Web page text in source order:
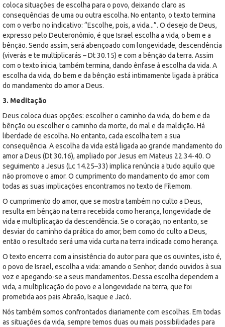
coloca situações de escolha para o povo, deixando claro as
consequências de uma ou outra escolha. No entanto, o texto termina
com o verbo no indicativo: “Escolhe, pois, a vida...”. O desejo de Deus,
expresso pelo Deuteronômio, é que Israel escolha a vida, o bem e a
bênção. Sendo assim, será abençoado com longevidade, descendência
(viverás e te multiplicarás – Dt 30.15) e com a bênção da terra. Assim
com o texto inicia, também termina, dando ênfase à escolha da vida. A
escolha da vida, do bem e da bênção está intimamente ligada à prática
do mandamento do amor a Deus.
3. Meditação
Deus coloca duas opções: escolher o caminho da vida, do bem e da
bênção ou escolher o caminho da morte, do mal e da maldição. Há
liberdade de escolha. No entanto, cada escolha tem a sua
consequência. A escolha da vida está ligada ao grande mandamento do
amor a Deus (Dt 30.16), ampliado por Jesus em Mateus 22.34-40. O
seguimento a Jesus (Lc 14.25–33) implica renúncia a tudo aquilo que
não promove o amor. O cumprimento do mandamento do amor com
todas as suas implicações encontramos no texto de Filemom.
O cumprimento do amor, que se mostra também no culto a Deus,
resulta em bênção na terra recebida como herança, longevidade de
vida e multiplicação da descendência. Se o coração, no entanto, se
desviar do caminho da prática do amor, bem como do culto a Deus,
então o resultado será uma vida curta na terra indicada como herança.
O texto encerra com a insistência do autor para que os ouvintes, isto é,
o povo de Israel, escolha a vida: amando o Senhor, dando ouvidos à sua
voz e apegando-se a seus mandamentos. Dessa escolha dependem a
vida, a multiplicação do povo e a longevidade na terra, que foi
prometida aos pais Abraão, Isaque e Jacó.
Nós também somos confrontados diariamente com escolhas. Em todas
as situações da vida, sempre temos duas ou mais possibilidades para